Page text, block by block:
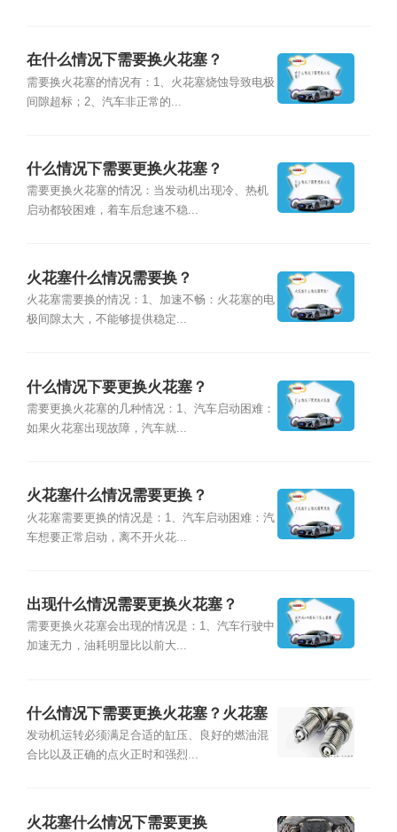
在什么情况下需要换火花塞？
需要换火花塞的情况有：1、火花塞烧蚀导致电极
间隙超标；2、汽车非正常的...
什么情况下需要更换火花塞？
需要更换火花塞的情况：当发动机出现冷、热机
启动都较困难，着车后怠速不稳...
火花塞什么情况需要换？
火花塞需要换的情况：1、加速不畅：火花塞的电
极间隙太大，不能够提供稳定...
什么情况下要更换火花塞？
需要更换火花塞的几种情况：1、汽车启动困难：
如果火花塞出现故障，汽车就...
火花塞什么情况需要更换？
火花塞需要更换的情况是：1、汽车启动困难：汽
车想要正常启动，离不开火花...
出现什么情况需要更换火花塞？
需要更换火花塞会出现的情况是：1、汽车行驶中
加速无力，油耗明显比以前大...
什么情况下需要更换火花塞？火花塞
更换注意事项
发动机运转必须满足合适的缸压、良好的燃油混
合比以及正确的点火正时和强烈...
火花塞什么情况下需要更换